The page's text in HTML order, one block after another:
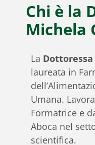
Chi è la
Michela
La
laureata in
Umana.
Formatrice e
Aboca nel
scientifica.